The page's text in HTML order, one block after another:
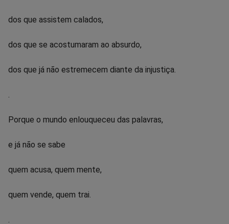
dos que assistem calados,
dos que se acostumaram ao absurdo,
dos que já não estremecem diante da injustiça.
Porque o mundo enlouqueceu das palavras,
e já não se sabe
quem acusa, quem mente,
quem vende, quem trai.